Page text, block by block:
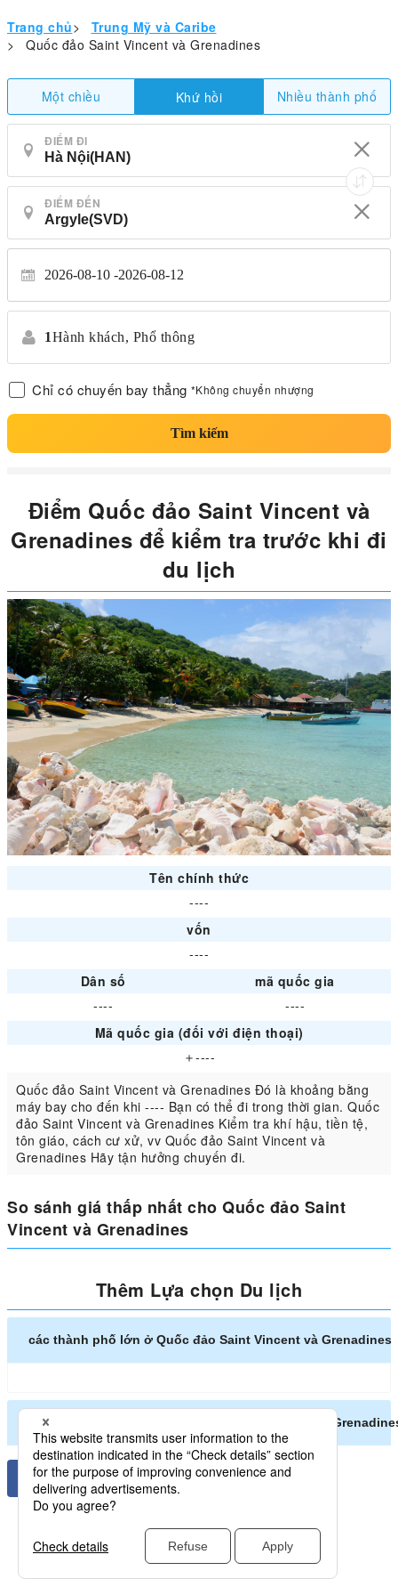
Trang chủ>
Trung Mỹ và Caribe
>
Quốc đảo Saint Vincent và Grenadines
Một chiều Khứ hồi Nhiều thành phố
ĐIỂM ĐI
ĐIỂM ĐẾN
2026-08-10 2026-08-12
1Hành khách, Phổ thông
Chỉ có chuyến bay thẳng *Không chuyển nhượng
Tìm kiếm
Điểm Quốc đảo Saint Vincent và
Grenadines để kiểm tra trước khi đi
du lịch
Tên chính thức
----
vốn
----
Dân số
mã quốc gia
----
----
Mã quốc gia (đối với điện thoại)
＋----
Quốc đảo Saint Vincent và Grenadines Đó là khoảng bằng
máy bay cho đến khi ---- Bạn có thể đi trong thời gian. Quốc
đảo Saint Vincent và Grenadines Kiểm tra khí hậu, tiền tệ,
tôn giáo, cách cư xử, vv Quốc đảo Saint Vincent và
Grenadines Hãy tận hưởng chuyến đi.
So sánh giá thấp nhất cho Quốc đảo Saint
Vincent và Grenadines
Thêm Lựa chọn Du lịch
các thành phố lớn ở Quốc đảo Saint Vincent và Grenadines
Các thành phố khác ở Quốc đảo Saint Vincent và